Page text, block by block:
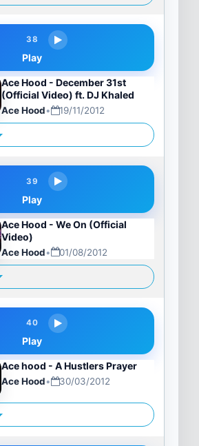
38
Play
Ace Hood - December 31st
(Official Video) ft. DJ Khaled
Ace Hood• 19/11/2012
39
Play
Ace Hood - We On (Official
Video)
Ace Hood• 01/08/2012
40
Play
Ace hood - A Hustlers Prayer
Ace Hood• 30/03/2012